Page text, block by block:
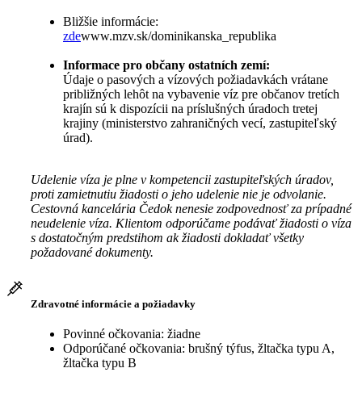
Bližšie informácie:
zdewww.mzv.sk/dominikanska_republika
Informace pro občany ostatních zemí:
Údaje o pasových a vízových požiadavkách vrátane
približných lehôt na vybavenie víz pre občanov tretích
krajín sú k dispozícii na príslušných úradoch tretej
krajiny (ministerstvo zahraničných vecí, zastupiteľský
úrad).
Udelenie víza je plne v kompetencii zastupiteľských úradov,
proti zamietnutiu žiadosti o jeho udelenie nie je odvolanie.
Cestovná kancelária Čedok nenesie zodpovednosť za prípadné
neudelenie víza. Klientom odporúčame podávať žiadosti o víza
s dostatočným predstihom ak žiadosti dokladať všetky
požadované dokumenty.
Zdravotné informácie a požiadavky
Povinné očkovania: žiadne
Odporúčané očkovania: brušný týfus, žltačka typu A,
žltačka typu B